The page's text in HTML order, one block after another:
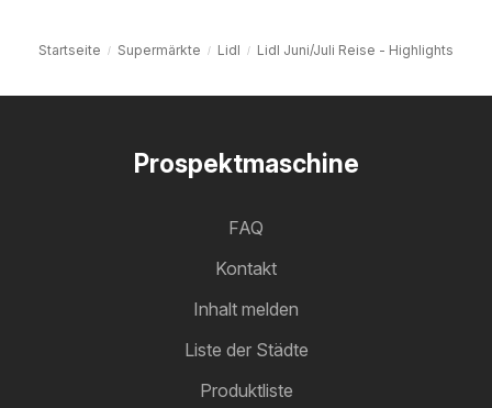
Startseite Supermärkte Lidl Lidl Juni/Juli Reise - Highlights
Prospektmaschine
FAQ
Kontakt
Inhalt melden
Liste der Städte
Produktliste